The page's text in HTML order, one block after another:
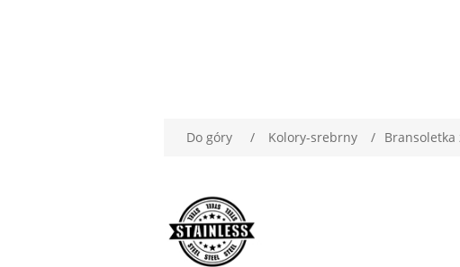
Do góry / Kolory-srebrny / Bransoletka